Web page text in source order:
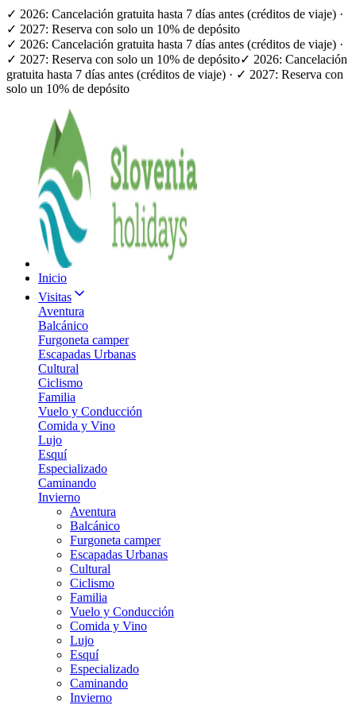
✓ 2026: Cancelación gratuita hasta 7 días antes (créditos de viaje) ·
✓ 2027: Reserva con solo un 10% de depósito
✓ 2026: Cancelación gratuita hasta 7 días antes (créditos de viaje) ·
✓ 2027: Reserva con solo un 10% de depósito✓ 2026: Cancelación
gratuita hasta 7 días antes (créditos de viaje) · ✓ 2027: Reserva con
solo un 10% de depósito
Inicio
Visitas
Aventura
Balcánico
Furgoneta camper
Escapadas Urbanas
Cultural
Ciclismo
Familia
Vuelo y Conducción
Comida y Vino
Lujo
Esquí
Especializado
Caminando
Invierno
Aventura
Balcánico
Furgoneta camper
Escapadas Urbanas
Cultural
Ciclismo
Familia
Vuelo y Conducción
Comida y Vino
Lujo
Esquí
Especializado
Caminando
Invierno